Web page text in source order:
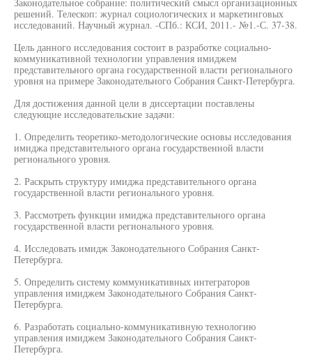
решений. Телескоп: журнал социологических и маркетинговых
исследований. Научный журнал. -СПб.: КСИ, 2011.- №1.-С. 37-38.
Цель данного исследования состоит в разработке социально-
коммуникативной технологии управления имиджем
представительного органа государственной власти регионального
уровня на примере Законодательного Собрания Санкт-Петербурга.
Для достижения данной цели в диссертации поставлены
следующие исследовательские задачи:
1. Определить теоретико-методологические основы исследования
имиджа представительного органа государственной власти
регионального уровня.
2. Раскрыть структуру имиджа представительного органа
государственной власти регионального уровня.
3. Рассмотреть функции имиджа представительного органа
государственной власти регионального уровня.
4. Исследовать имидж Законодательного Собрания Санкт-
Петербурга.
5. Определить систему коммуникативных интеграторов
управления имиджем Законодательного Собрания Санкт-
Петербурга.
6. Разработать социально-коммуникативную технологию
управления имиджем Законодательного Собрания Санкт-
Петербурга.